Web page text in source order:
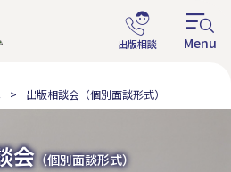
出版相談会（個別面談形式）
会 （個別面談形式）